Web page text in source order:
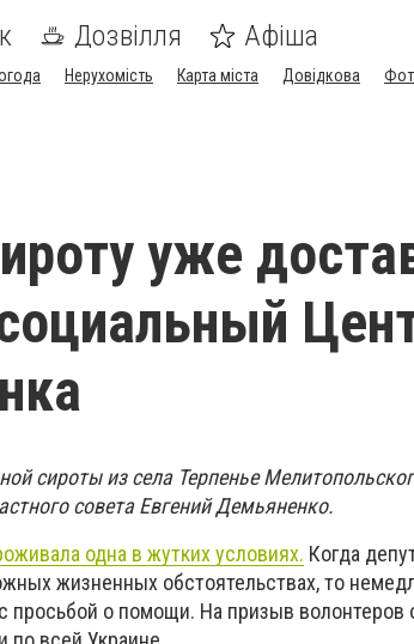
Дозвілля Афіша
Нерухомість Карта міста Довідкова
уже
сироты из села Терпенье
совета Евгений Демьяненко.
одна в жутких условиях. Когда
жизненных обстоятельствах, то
о помощи. На призыв волонтеров